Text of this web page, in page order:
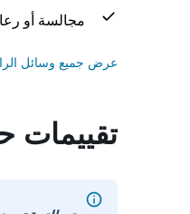
مجالسة أو
عرض جميع وسائل